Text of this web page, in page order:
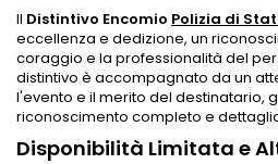
Il Distintivo Encomio Polizia di
eccellenza e dedizione, un
coraggio e la professionalità del
distintivo è accompagnato da un
l'evento e il merito del destinatario,
riconoscimento completo e
Disponibilità Limitata e